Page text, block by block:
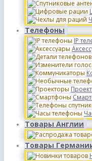
Телефоны
IP
Товары Англии
Товары